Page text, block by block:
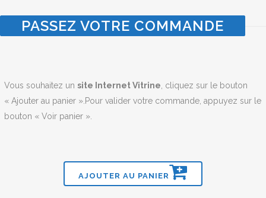
PASSEZ VOTRE COMMANDE
Vous souhaitez un site Internet Vitrine, cliquez sur le bouton
« Ajouter au panier ».Pour valider votre commande, appuyez sur le
bouton « Voir panier ».
AJOUTER AU PANIER